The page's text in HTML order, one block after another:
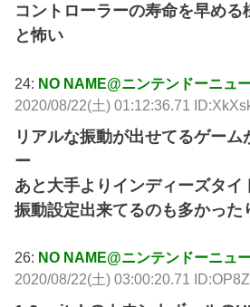
コントローラーの寿命を早める
と怖い
24: NO NAME@ニンテンドーニュ
2020/08/22(土) 01:12:36.71
リアルな振動が出せてるゲー
ー
あと大手よりインディーズタイ
振動設定出来てるのも多かった
26: NO NAME@ニンテンドーニュ
2020/08/22(土) 03:00:20.71